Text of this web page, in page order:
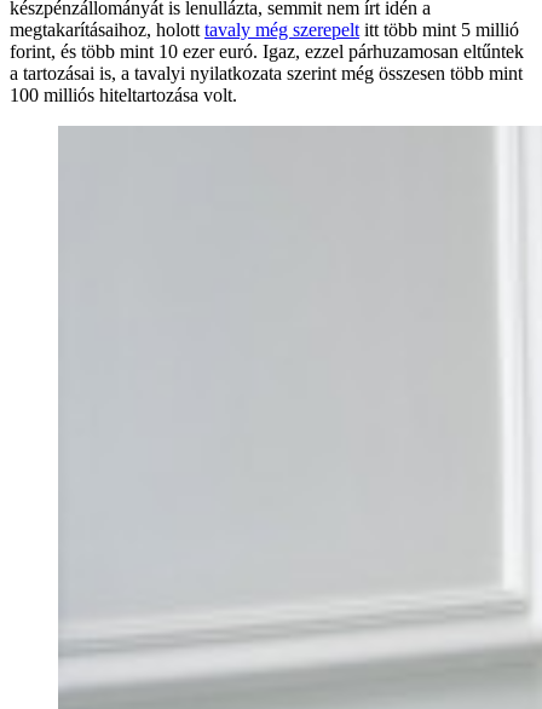
készpénzállományát is lenullázta, semmit nem írt idén a
megtakarításaihoz, holott tavaly még szerepelt itt több mint 5 millió
forint, és több mint 10 ezer euró. Igaz, ezzel párhuzamosan eltűntek
a tartozásai is, a tavalyi nyilatkozata szerint még összesen több mint
100 milliós hiteltartozása volt.